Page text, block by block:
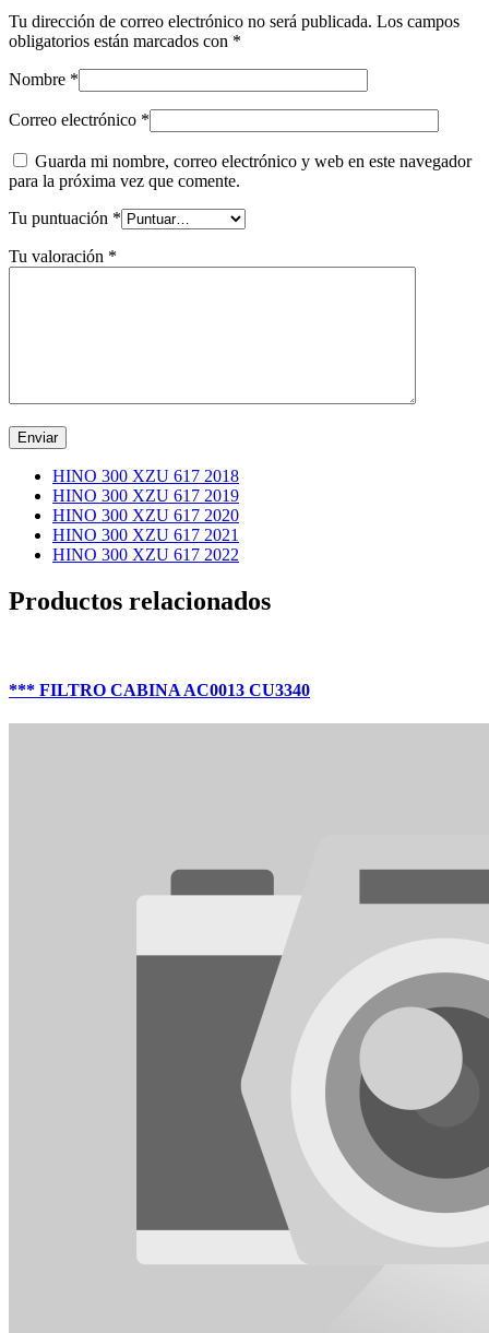
Tu dirección de correo electrónico no será publicada. Los campos
obligatorios están marcados con *
Nombre *
Correo electrónico *
Guarda mi nombre, correo electrónico y web en este navegador
para la próxima vez que comente.
Tu puntuación *
Tu valoración *
HINO 300 XZU 617 2018
HINO 300 XZU 617 2019
HINO 300 XZU 617 2020
HINO 300 XZU 617 2021
HINO 300 XZU 617 2022
Productos relacionados
*** FILTRO CABINA AC0013 CU3340